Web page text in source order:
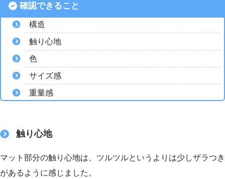
確認できること
構造
触り心地
色
サイズ感
重量感
触り心地
マット部分の触り心地は、ツルツルというよりは少しザラつき
があるように感じました。